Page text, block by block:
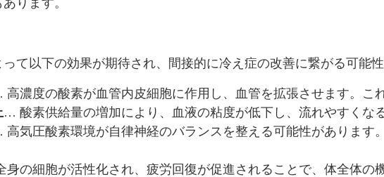
て以下の効果が期待され、間接的に冷え症の改善に繋がる可能性
高濃度の酸素が血管内皮細胞に作用し、血管を拡張させます。こ
… 酸素供給量の増加により、血液の粘度が低下し、流れやすくな
高気圧酸素環境が自律神経のバランスを整える可能性があります
身の細胞が活性化され、疲労回復が促進されることで、体全体の